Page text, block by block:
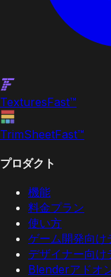
TexturesFast™
TrimSheetFast™
プロダクト
機能
料金プラン
使い方
ゲーム開発向け
デザイナー向
Blenderアドオ